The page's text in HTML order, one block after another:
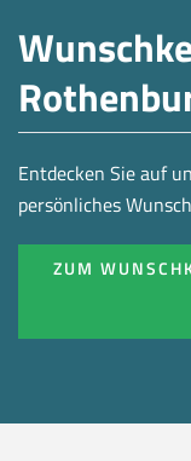
Entdecken Sie auf
persönliches
ZUM